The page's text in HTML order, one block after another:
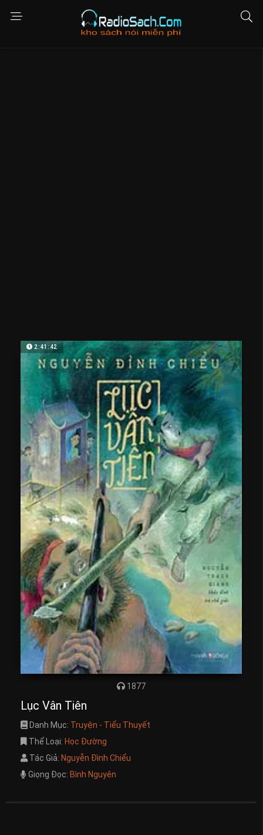
2:41:42
1877
Lục Vân Tiên
Danh Mục: Truyện - Tiểu Thuyết
Thể Loại: Học Đường
Tác Giả: Nguyễn Đình Chiểu
Giọng Đọc: Bình Nguyên